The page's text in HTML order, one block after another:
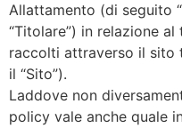
Allattamento (di seguito “
“Titolare”) in relazione
raccolti attraverso il sito
il “Sito”).
Laddove non
policy vale anche quale